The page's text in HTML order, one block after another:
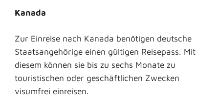
Kanada
Zur Einreise nach Kanada benötigen deutsche
Staatsangehörige einen gültigen Reisepass. Mit
diesem können sie bis zu sechs Monate zu
touristischen oder geschäftlichen Zwecken
visumfrei einreisen.